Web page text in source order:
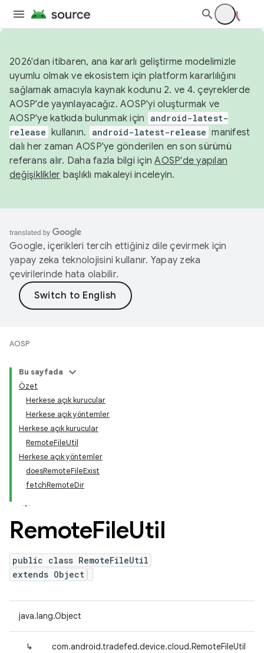
2026'dan itibaren, ana kararlı geliştirme modelimizle
uyumlu olmak ve ekosistem için platform kararlılığını
sağlamak amacıyla kaynak kodunu 2. ve 4. çeyreklerde
AOSP'de yayınlayacağız. AOSP'yi oluşturmak ve
AOSP'ye katkıda bulunmak için
android-latest-
release kullanın. android-latest-release manifest
dalı her zaman AOSP'ye gönderilen en son sürümü
referans alır. Daha fazla bilgi içinAOSP'de yapılan
değişiklikler başlıklı makaleyi inceleyin.
Google, içerikleri tercih ettiğiniz dile çevirmek için
yapay zeka teknolojisini kullanır. Yapay zeka
çevirilerinde hata olabilir.
AOSP
Bu sayfada
Özet
Herkese açık kurucular
Herkese açık yöntemler
Herkese açık kurucular
RemoteFileUtil
Herkese açık yöntemler
doesRemoteFileExist
fetchRemoteDir
RemoteFileUtil
public class RemoteFileUtil
extends Object
java.lang.Object
↳ com.android.tradefed.device.cloud.RemoteFileUtil